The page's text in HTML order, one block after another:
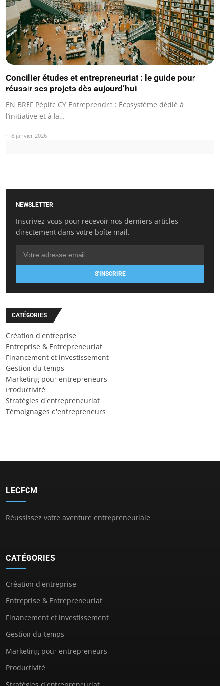
Concilier études et entrepreneuriat : le guide pour
réussir ses projets dès aujourd’hui
EN BREF Pépite CY Entreprendre : Écosystème dédié à
l’initiative et à la…
8 janvier 2026
NEWSLETTER
Inscrivez-vous pour recevoir nos derniers articles
directement dans votre boîte mail.
S'INSCRIRE
CATÉGORIES
Création d'entreprise
Entreprise & Entrepreneuriat
Financement et investissement
Gestion du temps
Marketing pour entrepreneurs
Productivité
Stratégies d'entrepreneuriat
Témoignages d'entrepreneurs
LECFCM
Réussissez votre aventure entrepreneuriale
CATÉGORIES
Création d'entreprise
Entreprise & Entrepreneuriat
Financement et investissement
Gestion du temps
Marketing pour entrepreneurs
Productivité